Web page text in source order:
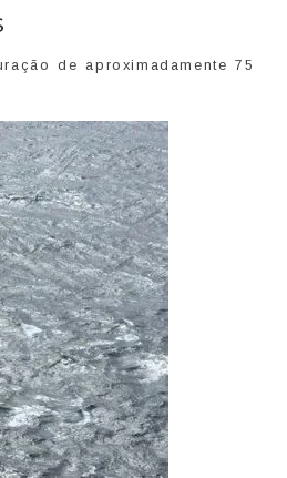
de aproximadamente 75